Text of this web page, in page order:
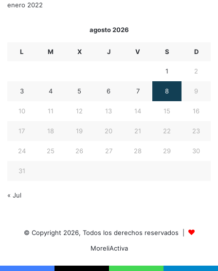
enero 2022
agosto 2026
L M X J V S D
1 2
3 4 5 6 7 8 9
10 11 12 13 14 15 16
17 18 19 20 21 22 23
24 25 26 27 28 29 30
31
« Jul
© Copyright 2026, Todos los derechos reservados |
MoreliActiva